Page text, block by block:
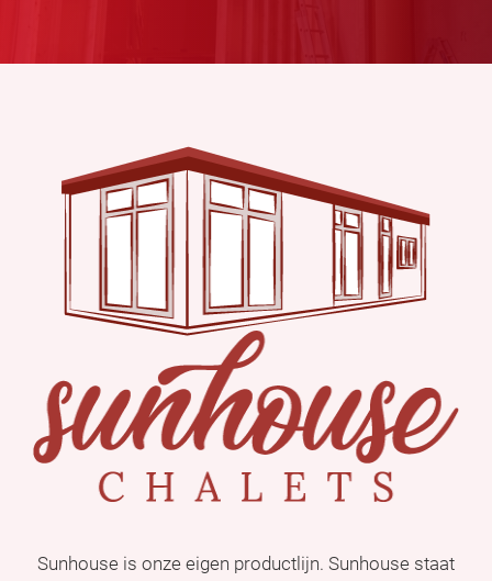
Sunhouse is onze eigen productlijn. Sunhouse staat